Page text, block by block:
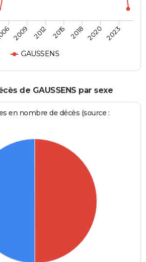
GAUSSENS
2009 2012 2015 2018 2020 2023
de GAUSSENS par sexe
en nombre de décès (source :